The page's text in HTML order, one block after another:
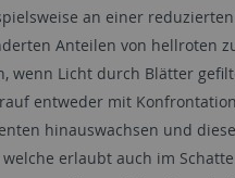
an einer
Anteilen von hellroten
wenn Licht durch Blätter
entweder mit
hinauswachsen und
welche erlaubt auch im